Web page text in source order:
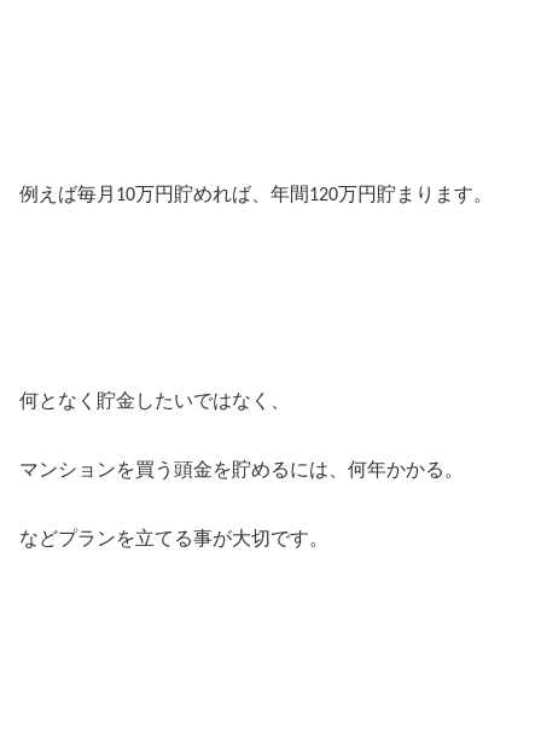
例えば毎月 10万円貯めれば、年間120万円貯まります。
何となく貯金したいではなく、
マンションを買う頭金を貯めるには、何年かかる。
などプランを立てる事が大切です。